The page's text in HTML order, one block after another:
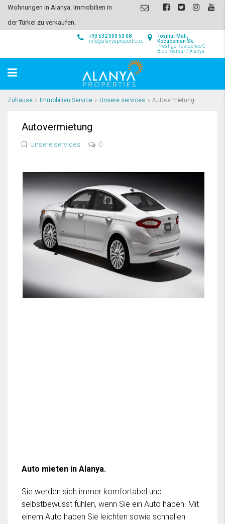
Wohnungen in Alanya. Immobilien in
der Türkei zu verkaufen.
Tosmur Mah,
Kocaosman Sk.
Prestige Residence C
Blok Tosmur / Alanya
+90 532 300 53 08
info@alanyaproperties.com
Zuhause Immobilien Service Unsere services Autovermietung
Autovermietung
Unsere services 0
Auto mieten in Alanya.
Sie werden sich immer komfortabel und
selbstbewusst fühlen, wenn Sie ein Auto haben. Mit
einem Auto haben Sie leichten sowie schnellen